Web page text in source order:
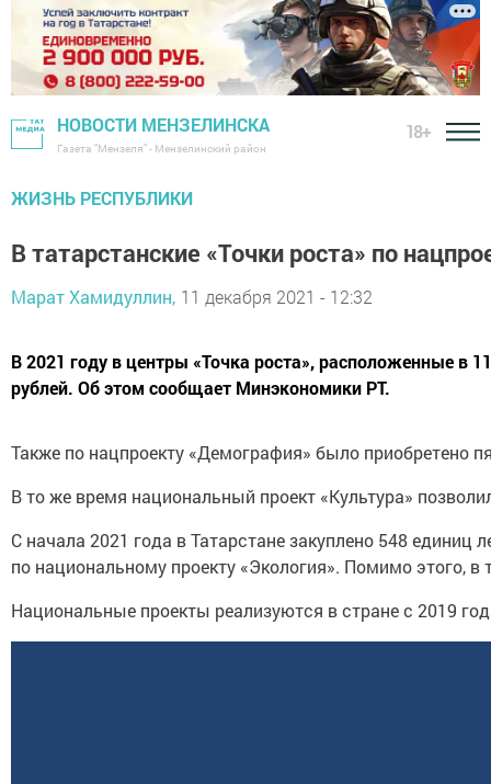
НОВОСТИ МЕНЗЕЛИНСКА
Газета "Мензеля" - Мензелинский район
18+
ЖИЗНЬ РЕСПУБЛИКИ
В татарстанские «Точки роста» по
Марат Хамидуллин, 11 декабря 2021 - 12:32
В 2021 году в центры «Точка роста», расположенные в
рублей. Об этом сообщает Минэкономики РТ.
Также по нацпроекту «Демография» было приобретено
В то же время национальный проект «Культура»
С начала 2021 года в Татарстане закуплено 548
по национальному проекту «Экология». Помимо этого,
Национальные проекты реализуются в стране с 2019